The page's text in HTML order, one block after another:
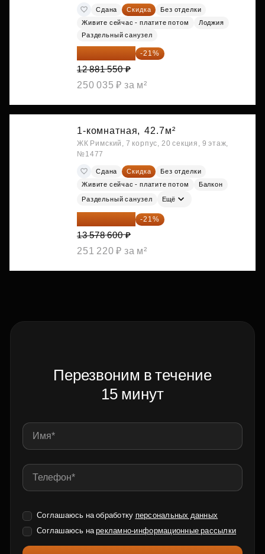
Сдана Скидка
Без отделки
Живите сейчас - платите потом
Лоджия
Раздельный санузел
10 176 425 ₽ -21%
12 881 550 ₽
250 035 ₽ за м²
1-комнатная, 42.7м²
ЖК Римский, 7 корпус, 20 секция, 9 этаж,
№1477
Сдана Скидка
Без отделки
Живите сейчас - платите потом
Балкон
Раздельный санузел Ещё
10 727 094 ₽ -21%
13 578 600 ₽
251 220 ₽ за м²
Перезвоним в течение
15 минут
Соглашаюсь на обработку персональных данных
Соглашаюсь нарекламно-информационные рассылки